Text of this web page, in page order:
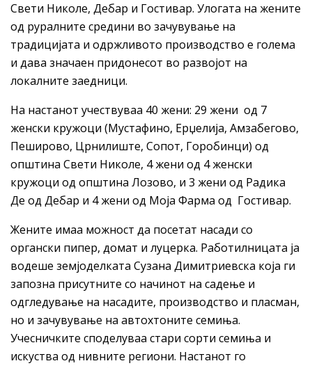
Свети Николе, Дебар и Гостивар. Улогата на жените
од руралните средини во зачувување на
традицијата и одржливото производство е голема
и дава значаен придонесот во развојот на
локалните заедници.
На настанот учествуваа 40 жени: 29 жени од 7
женски кружоци (Мустафино, Ерџелија, Амзабегово,
Пеширово, Црнилиште, Сопот, Горобинци) од
општина Свети Николе, 4 жени од 4 женски
кружоци од општина Лозово, и 3 жени од Радика
Де од Дебар и 4 жени од Моја Фарма од Гостивар.
Жените имаа можност да посетат насади со
органски пипер, домат и луцерка. Работилницата ја
водеше земјоделката Сузана Димитриевска која ги
запозна присутните со начинот на садење и
одгледување на насадите, производство и пласман,
но и зачувување на автохтоните семиња.
Учесничките споделуваа стари сорти семиња и
искуства од нивните региони. Настанот го